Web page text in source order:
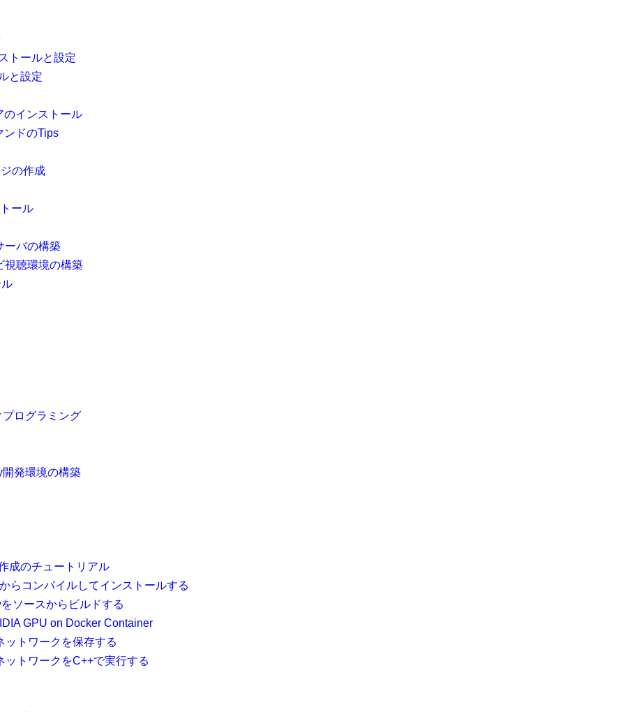
トールと設定
と設定
のインストール
ンドのTips
の作成
ール
ーバの構築
視聴環境の構築
ログラミング
発環境の構築
成のチュートリアル
らコンパイルしてインストールする
ソースからビルドする
GPU on Docker Container
ットワークを保存する
ットワークをC++で実行する